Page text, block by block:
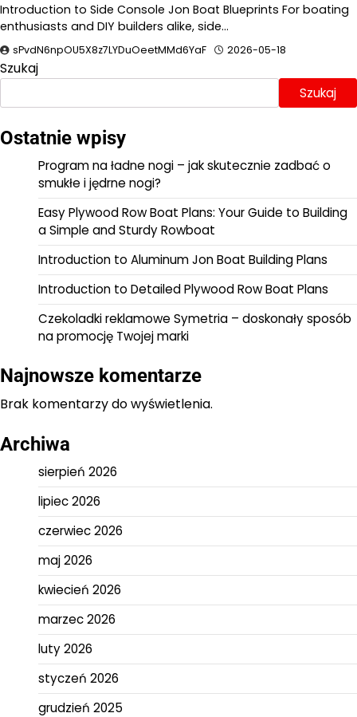
Introduction to Side Console Jon Boat Blueprints For boating
enthusiasts and DIY builders alike, side…
sPvdN6npOU5X8z7LYDuOeetMMd6YaF 2026-05-18
Szukaj
Szukaj
Ostatnie wpisy
Program na ładne nogi – jak skutecznie zadbać o
smukłe i jędrne nogi?
Easy Plywood Row Boat Plans: Your Guide to Building
a Simple and Sturdy Rowboat
Introduction to Aluminum Jon Boat Building Plans
Introduction to Detailed Plywood Row Boat Plans
Czekoladki reklamowe Symetria – doskonały sposób
na promocję Twojej marki
Najnowsze komentarze
Brak komentarzy do wyświetlenia.
Archiwa
sierpień 2026
lipiec 2026
czerwiec 2026
maj 2026
kwiecień 2026
marzec 2026
luty 2026
styczeń 2026
grudzień 2025